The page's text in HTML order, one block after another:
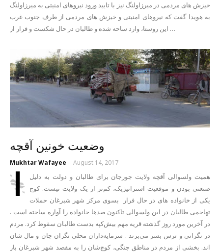
خیزش های مردمی در میرزاولنگ نیز با تایید ورود نیروهای امنیتی به میرزاولنگ
به هویدا گفت که نیروهای امنیتی و خیزش های مردمی از طرف جنوب غرب
این روستا، وارد ساحه شده و طالبان در حال شکست و فرار از …
وضعیت خونین آقچه
Mukhtar Wafayee - August 14, 2017
ا
همیت ولسوالی آقچه ولایت جوزجان برای طالبان و دولت به دلیل
صنعتی بودن و موقعیت استراتیژیک، کم‌تر از یک ولایت نیست. کوچ
یکی از خانواده های در حال فرار بسوی مرکز شهر شبرغان حملات
تهاجمی طالبان در این ولسوالی تاکنون صدها خانواده را آواره ساخته است .
در آخرین مورد روز گذشته قریه مهم بیش‌کپه بدست طالبان سقوط کرد. مردم
در نگرانی و ترس بسر می‌برند . سرمایه‌داران محلی نگران جان و مال شان
اند. بخشی از مردم در مناطق جنگی، کوچ‌شان را به مقصد شهر شبرغان بار